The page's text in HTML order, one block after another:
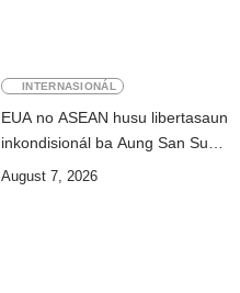
INTERNASIONÁL
EUA no ASEAN husu libertasaun
inkondisionál ba Aung San Suu
Kyi
August 7, 2026